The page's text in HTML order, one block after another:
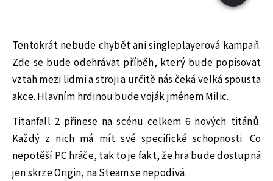
Tentokrát nebude chybět ani singleplayerová kampaň.
Zde se bude odehrávat příběh, který bude popisovat
vztah mezi lidmi a stroji a určitě nás čeká velká spousta
akce. Hlavním hrdinou bude voják jménem Milic.
Titanfall 2 přinese na scénu celkem 6 nových titánů.
Každý z nich má mít své specifické schopnosti. Co
nepotěší PC hráče, tak to je fakt, že hra bude dostupná
jen skrze Origin, na Steam se nepodívá.